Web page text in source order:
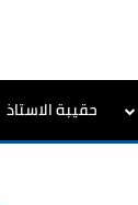
حقيبة الاستاذ